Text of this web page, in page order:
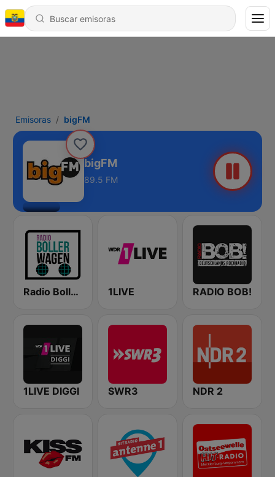
Emisoras bigFM
bigFM
89.5 FM
Radio Bollerwagen 1LIVE RADIO BOB!
1LIVE DIGGI SWR3 NDR 2